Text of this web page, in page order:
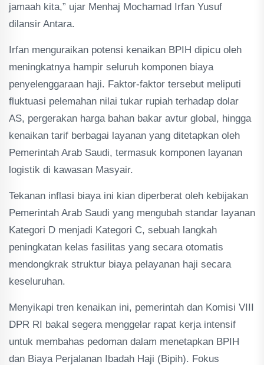
jamaah kita,” ujar Menhaj Mochamad Irfan Yusuf
dilansir Antara.
Irfan menguraikan potensi kenaikan BPIH dipicu oleh
meningkatnya hampir seluruh komponen biaya
penyelenggaraan haji. Faktor-faktor tersebut meliputi
fluktuasi pelemahan nilai tukar rupiah terhadap dolar
AS, pergerakan harga bahan bakar avtur global, hingga
kenaikan tarif berbagai layanan yang ditetapkan oleh
Pemerintah Arab Saudi, termasuk komponen layanan
logistik di kawasan Masyair.
Tekanan inflasi biaya ini kian diperberat oleh kebijakan
Pemerintah Arab Saudi yang mengubah standar layanan
Kategori D menjadi Kategori C, sebuah langkah
peningkatan kelas fasilitas yang secara otomatis
mendongkrak struktur biaya pelayanan haji secara
keseluruhan.
Menyikapi tren kenaikan ini, pemerintah dan Komisi VIII
DPR RI bakal segera menggelar rapat kerja intensif
untuk membahas pedoman dalam menetapkan BPIH
dan Biaya Perjalanan Ibadah Haji (Bipih). Fokus